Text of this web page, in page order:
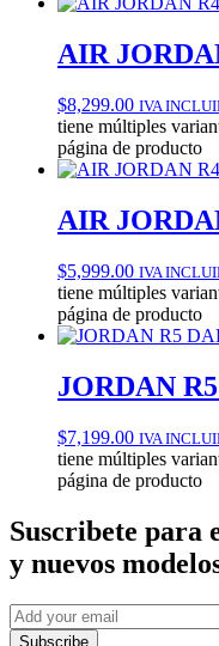
AIR
$8,299.00 IVA
tiene múltiples
página de producto
AIR
$5,999.00 IVA
tiene múltiples
página de producto
JORDAN
$7,199.00 IVA
tiene múltiples
página de producto
Suscribete para
y nuevos
Subscribe